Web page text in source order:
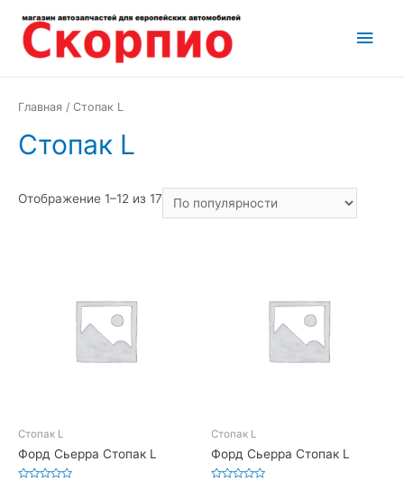
содержимому
Главная / Стопак L
Стопак L
Отображение 1–12 из 17
Стопак L
Форд Сьерра Стопак L
Стопак L
Форд Сьерра Стопак L